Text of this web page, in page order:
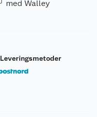
med Walley
Leveringsmetoder